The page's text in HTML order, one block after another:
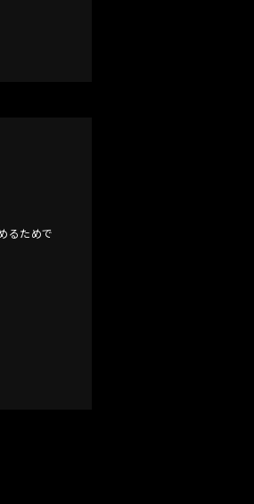
るためで